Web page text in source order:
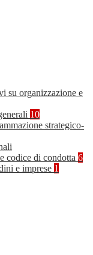
su organizzazione e
10
strategico-
codice di condotta 6
e imprese 1